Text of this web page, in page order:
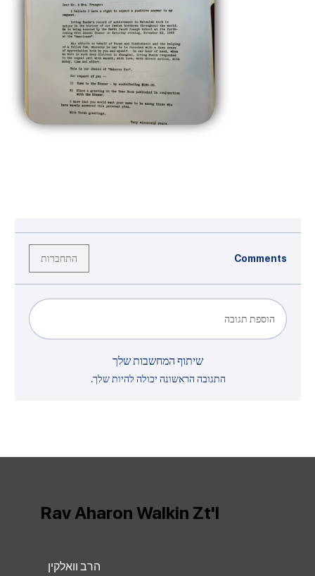
Comments התחברות
הוספת תגובה
שיתוף המחשבות שלך
התגובה הראשונה יכולה להיות שלך.
הרב וואלקין
Rav Aharon Walkin Zt'l